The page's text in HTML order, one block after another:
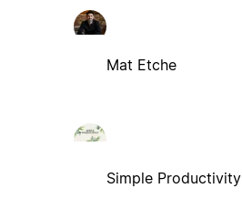
Mat Etche
Simple Productivity